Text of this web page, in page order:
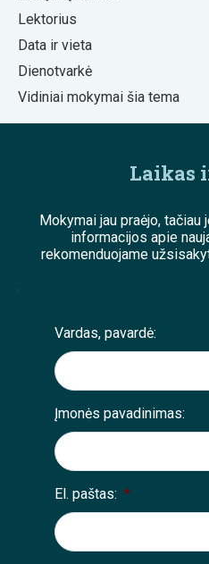
Lektorius
Data ir vieta
Dienotvarkė
Vidiniai mokymai šia tema
Laikas
Mokymai jau praėjo,
informacijos apie
rekomenduojame
;
Vardas, pavardė:
Įmonės pavadinimas:
El. paštas: *